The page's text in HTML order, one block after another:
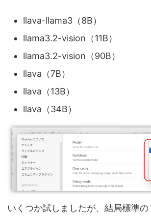
llava-llama3（8B）
llama3.2-vision（11B）
llama3.2-vision（90B）
llava（7B）
llava（13B）
llava（34B）
いくつか試しましたが、結局標準